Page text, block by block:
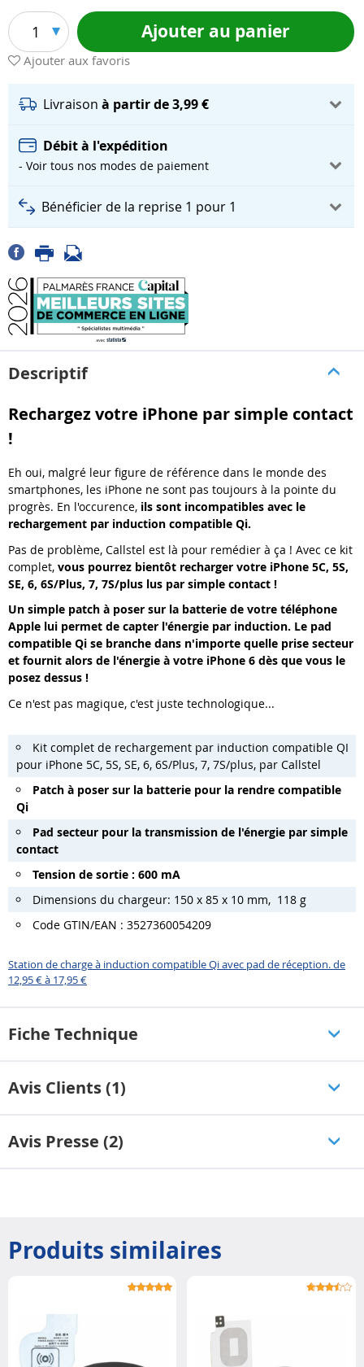
1 Ajouter au panier
Ajouter aux favoris
Livraison à partir de 3,99 €
Débit à l'expédition
- Voir tous nos modes de paiement
Bénéficier de la reprise 1 pour 1
Descriptif
Rechargez votre iPhone par simple contact
!
Eh oui, malgré leur figure de référence dans le monde des
smartphones, les iPhone ne sont pas toujours à la pointe du
progrès. En l'occurence, ils sont incompatibles avec le
rechargement par induction compatible Qi.
Pas de problème, Callstel est là pour remédier à ça ! Avec ce kit
complet, vous pourrez bientôt recharger votre iPhone 5C, 5S,
SE, 6, 6S/Plus, 7, 7S/plus lus par simple contact !
Un simple patch à poser sur la batterie de votre téléphone
Apple lui permet de capter l'énergie par induction. Le pad
compatible Qi se branche dans n'importe quelle prise secteur
et fournit alors de l'énergie à votre iPhone 6 dès que vous le
posez dessus !
Ce n'est pas magique, c'est juste technologique...
Kit complet de rechargement par induction compatible QI
pour iPhone 5C, 5S, SE, 6, 6S/Plus, 7, 7S/plus, par Callstel
Patch à poser sur la batterie pour la rendre compatible
Qi
Pad secteur pour la transmission de l'énergie par simple
contact
Tension de sortie : 600 mA
Dimensions du chargeur: 150 x 85 x 10 mm, 118 g
Code GTIN/EAN : 3527360054209
Station de charge à induction compatible Qi avec pad de réception. de
12,95 € à 17,95 €
Fiche Technique
Avis Clients (1)
Avis Presse (2)
Produits similaires